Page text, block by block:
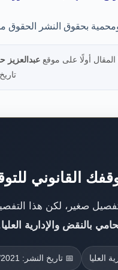
بحقوق النشر
أولًا على موقع عبدالعزيز
تاريخ
القانوني
بتفصيل صغير، لكن هذا
بالنقض والإدارية العليا
العليا 📅 تاريخ النشر: 17/06/2021